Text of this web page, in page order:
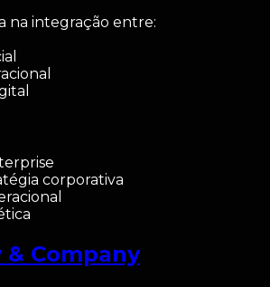
na integração entre:
corporativa
& Company